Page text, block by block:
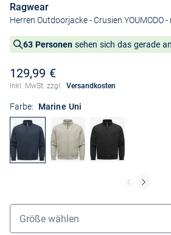
Ragwear
Herren Outdoorjacke - Crusien YOUMODO-
63 Personen sehen sich das gerade
129,99 €
Inkl. MwSt. zzgl. Versandkosten
Farbe: Marine Uni
Größenauswahl
Größe wählen